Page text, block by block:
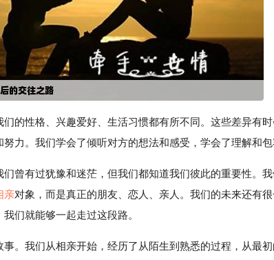
的性格、兴趣爱好、生活习惯都有所不同。这些差异有
力。我们学会了倾听对方的想法和感受，学会了理解和包
曾有过犹豫和迷茫，但我们都知道我们彼此的重要性。
亲对象，而是真正的朋友、恋人、亲人。我们的未来还有
们就能够一起走过这段路。
。我们从相亲开始，经历了从陌生到熟悉的过程，从最初